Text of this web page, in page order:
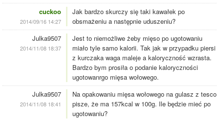
cuckoo
2014/09/16 14:27
Jak bardzo skurczy się taki kawałek po
obsmażeniu a następnie uduszeniu?
Julka9507
2014/11/08 18:37
Jest to niemożliwe żeby mięso po ugotowaniu
miało tyle samo kalorii. Tak jak w przypadku piersi
z kurczaka waga maleje a kaloryczność wzrasta.
Bardzo bym prosiła o podanie kaloryczności
ugotowanrgo mięsa wołowego.
Julka9507
2014/11/08 18:41
Na opakowaniu mięsa wołowego na gulasz z tesco
pisze, że ma 157kcal w 100g. Ile będzie mieć po
ugotowaniu?